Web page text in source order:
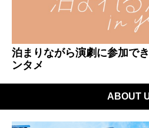
泊まりながら演劇に参加で
ンタメ
ABOUT